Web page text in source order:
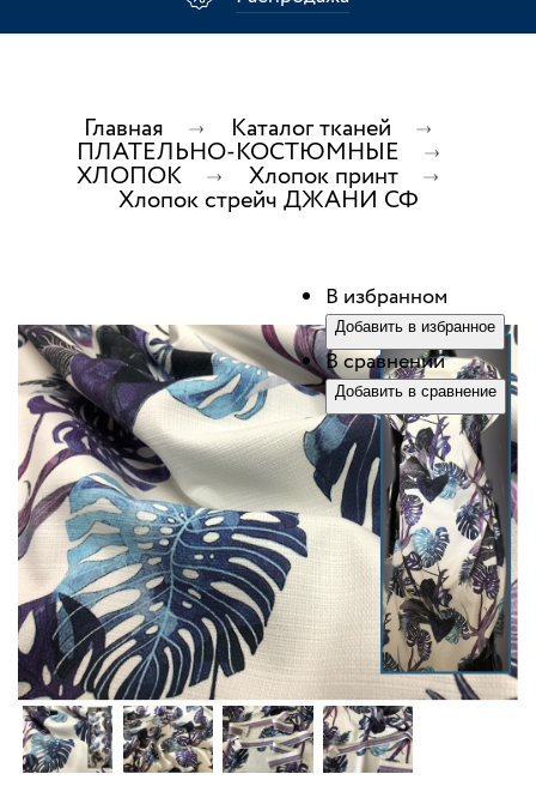
Главная Каталог тканей
ПЛАТЕЛЬНО-КОСТЮМНЫЕ
ХЛОПОК Хлопок принт
Хлопок стрейч ДЖАНИ СФ
В избранном
Добавить в избранное
В сравнении
Добавить в сравнение